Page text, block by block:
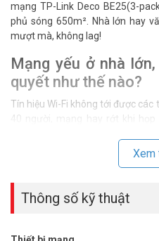
mạng TP-Link Deco BE25(3-
phủ sóng 650m². Nhà lớn hay
mượt mà, không lag!
Mạng yếu ở nhà
quyết như thế nào?
Tín hiệu Wi-Fi không tới được
40 người, mạng hay rớt khi họp
Xem
Thông số kỹ thuật